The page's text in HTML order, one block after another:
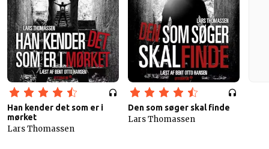
Han kender det som er i
mørket
Lars Thomassen
Den som søger skal finde
Lars Thomassen